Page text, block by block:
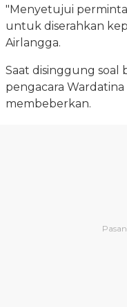
"Menyetujui
untuk diserahkan
Airlangga.
Saat disinggung soal
pengacara
membeberkan.